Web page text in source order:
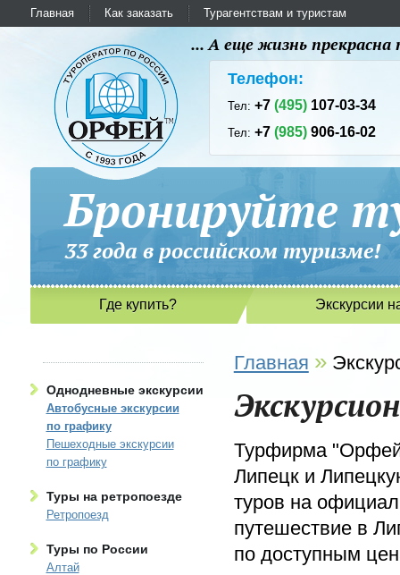
Главная Как заказать Турагентствам и туристам
... А еще жизнь
Телефон:
Тел:+7(495) 107-03-34
Тел:+7(985) 906-16-02
Бронируйте
33 года в российском
Где купить? Экскурсии
Однодневные экскурсии
Автобусные экскурсии
по графику
Пешеходные экскурсии
по графику
Туры на ретропоезде
Ретропоезд
Туры по России
Алтай
Главная »
Турфирма
Липецк и
туров на
путешествие в
по доступным